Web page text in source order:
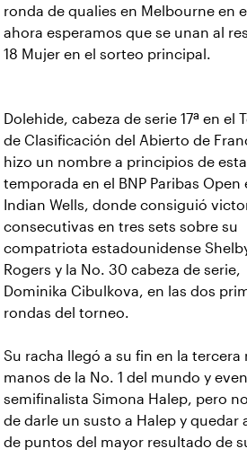
ronda de qualies en Melbourne en
ahora esperamos que se unan al
18 Mujer en el sorteo principal.
Dolehide, cabeza de serie 17ª en el
de Clasificación del Abierto de
hizo un nombre a principios de esta
temporada en el BNP Paribas Open
Indian Wells, donde consiguió
consecutivas en tres sets sobre su
compatriota estadounidense
Rogers y la No. 30 cabeza de serie,
Dominika Cibulkova, en las dos
rondas del torneo.
Su racha llegó a su fin en la tercera
manos de la No. 1 del mundo y
semifinalista Simona Halep, pero
de darle un susto a Halep y quedar
de puntos del mayor resultado de